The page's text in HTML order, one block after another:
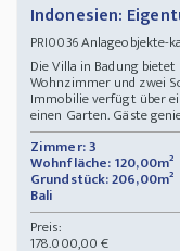
Indonesien:
PRI0036Anlageobjekte-
Die Villa in Badung
Wohnzimmer und zwei
Immobilie verfügt über
einen Garten. Gäste
Zimmer: 3
Wohnfläche: 120,00m²
Grundstück: 206,00m²
Bali
Preis:
178.000,00 €